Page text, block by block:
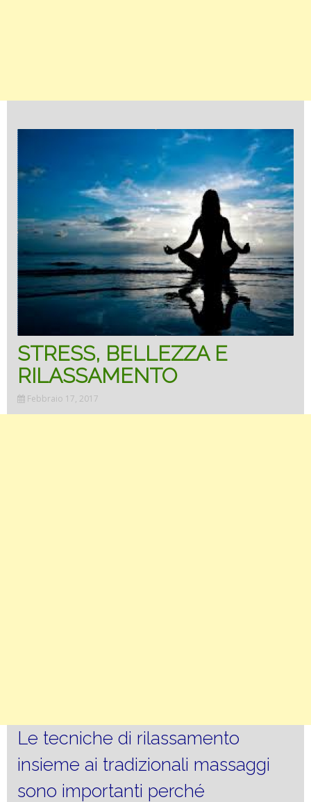
STRESS, BELLEZZA E
RILASSAMENTO
Febbraio 17, 2017
Le tecniche di rilassamento
insieme ai tradizionali massaggi
sono importanti perché